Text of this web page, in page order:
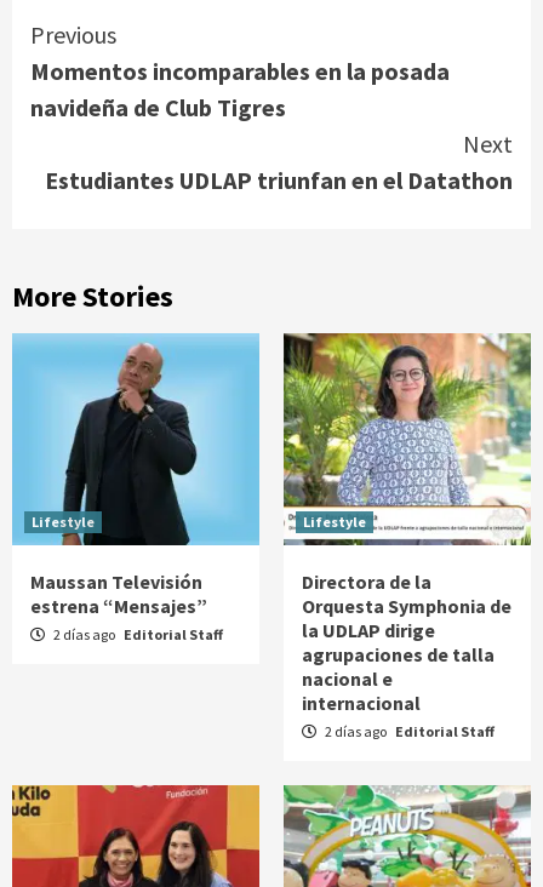
Continue
Reading
Previous
Momentos incomparables en la posada
navideña de Club Tigres
Next
Estudiantes UDLAP triunfan en el Datathon
More Stories
Lifestyle
Maussan Televisión
estrena “Mensajes”
2 días ago Editorial Staff
Lifestyle
Directora de la
Orquesta Symphonia de
la UDLAP dirige
agrupaciones de talla
nacional e
internacional
2 días ago Editorial Staff